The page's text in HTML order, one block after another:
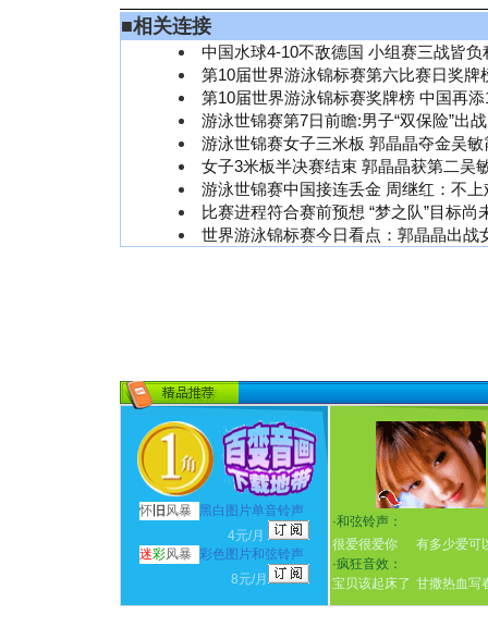
■相关连接
中国水球4-10不敌德国 小组赛三战皆负
第10届世界游泳锦标赛第六比赛日奖牌
第10届世界游泳锦标赛奖牌榜 中国再
游泳世锦赛第7日前瞻:男子“双保险”出
游泳世锦赛女子三米板 郭晶晶夺金吴
女子3米板半决赛结束 郭晶晶获第二吴
游泳世锦赛中国接连丢金 周继红：不
比赛进程符合赛前预想 “梦之队”目标尚
世界游泳锦标赛今日看点：郭晶晶出战
怀 旧 风暴
黑白图片单音铃声
4元/月
迷彩风暴 彩色图片和弦铃声
8元/月
·和弦铃声：
很爱很爱你
有多少爱可
·疯狂音效：
宝贝该起床了 甘撒热血写